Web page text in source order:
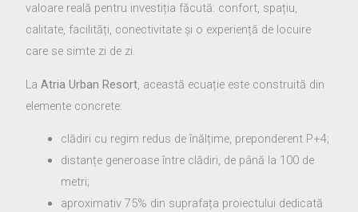
valoare reală pentru investiția făcută: confort, spațiu,
calitate, facilități, conectivitate și o experiență de locuire
care se simte zi de zi.
LaAtria Urban Resort, această ecuație este construită din
elemente concrete:
clădiri cu regim redus de înălțime, preponderent P+4;
distanțe generoase între clădiri, de până la 100 de
metri;
aproximativ 75% din suprafața proiectului dedicată